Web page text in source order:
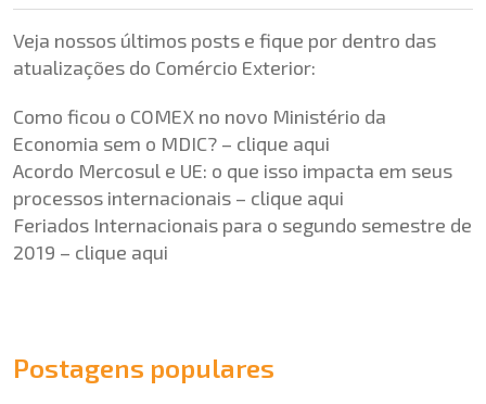
Veja nossos últimos posts e fique por dentro das
atualizações do Comércio Exterior:
Como ficou o COMEX no novo Ministério da
Economia sem o MDIC? – clique aqui
Acordo Mercosul e UE: o que isso impacta em seus
processos internacionais – clique aqui
Feriados Internacionais para o segundo semestre de
2019 – clique aqui
Postagens populares